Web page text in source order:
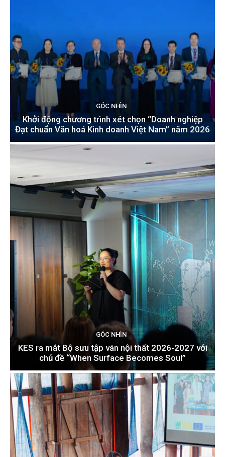
GÓC NHÌN
Khởi động chương trình xét chọn “Doanh nghiệp
Đạt chuẩn Văn hoá Kinh doanh Việt Nam” năm 2026
GÓC NHÌN
KES ra mắt Bộ sưu tập ván nội thất 2026-2027 với
chủ đề “When Surface Becomes Soul”